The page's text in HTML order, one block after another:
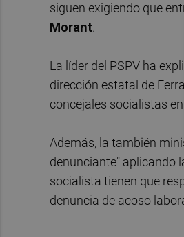
siguen exigiendo que
Morant.
La líder del PSPV ha
dirección estatal de
concejales socialistas
Además, la también
denunciante" aplicando
socialista tienen que
denuncia de acoso